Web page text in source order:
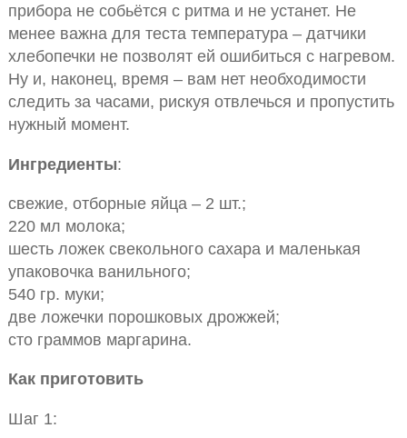
прибора не собьётся с ритма и не устанет. Не
менее важна для теста температура – датчики
хлебопечки не позволят ей ошибиться с нагревом.
Ну и, наконец, время – вам нет необходимости
следить за часами, рискуя отвлечься и пропустить
нужный момент.
Ингредиенты:
свежие, отборные яйца – 2 шт.;
220 мл молока;
шесть ложек свекольного сахара и маленькая
упаковочка ванильного;
540 гр. муки;
две ложечки порошковых дрожжей;
сто граммов маргарина.
Как приготовить
Шаг 1: